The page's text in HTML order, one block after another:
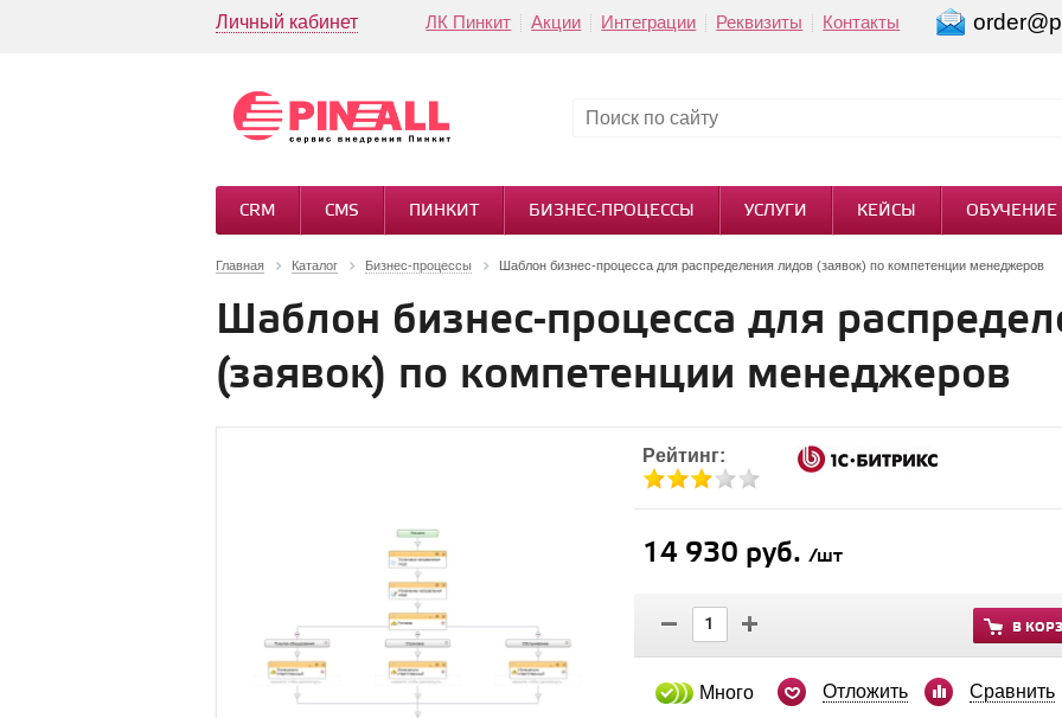
Личный кабинет ЛК Пинкит Акции Интеграции Реквизиты Контакты
CRM CMS ПИНКИТ БИЗНЕС-ПРОЦЕССЫ УСЛУГИ КЕЙСЫ ОБУЧЕНИЕ
Главная Каталог Бизнес-процессы Шаблон бизнес-процесса для распределения лидов (заявок) по компетенции менеджеров
Шаблон бизнес-процесса для
(заявок) по компетенции менеджеров
Рейтинг:
14 930 руб. /шт
В
Много Отложить Сравнить